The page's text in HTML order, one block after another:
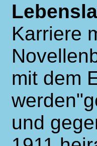
Karriere
mit dem
und